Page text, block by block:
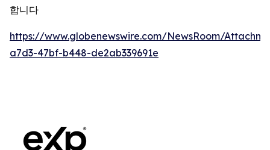
합니다
https://www.globenewswire.com/NewsRoom/
a7d3-47bf-b448-de2ab339691e